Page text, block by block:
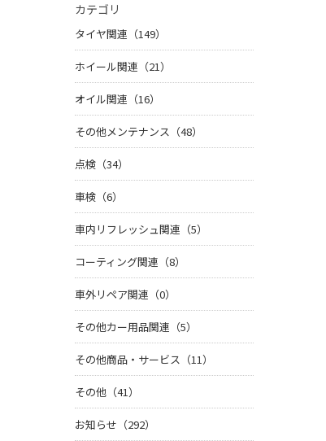
カテゴリ
タイヤ関連（149）
ホイール関連（21）
オイル関連（16）
その他メンテナンス（48）
点検（34）
車検（6）
車内リフレッシュ関連（5）
コーティング関連（8）
車外リペア関連（0）
その他カー用品関連（5）
その他商品・サービス（11）
その他（41）
お知らせ（292）